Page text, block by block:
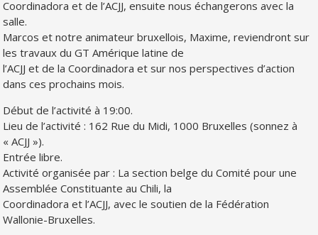
Coordinadora et de l’ACJJ, ensuite nous échangerons avec la
salle.
Marcos et notre animateur bruxellois, Maxime, reviendront sur
les travaux du GT Amérique latine de
l’ACJJ et de la Coordinadora et sur nos perspectives d’action
dans ces prochains mois.
Début de l’activité à 19:00.
Lieu de l’activité : 162 Rue du Midi, 1000 Bruxelles (sonnez à
« ACJJ »).
Entrée libre.
Activité organisée par : La section belge du Comité pour une
Assemblée Constituante au Chili, la
Coordinadora et l’ACJJ, avec le soutien de la Fédération
Wallonie-Bruxelles.